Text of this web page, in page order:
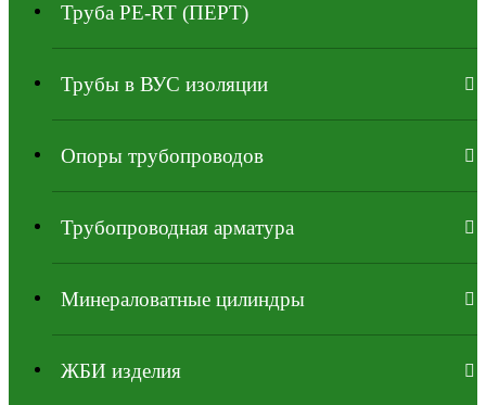
⁠Трубa PE-RT (ПЕРТ)
Трубы в ВУС изоляции
Опоры трубопроводов
Трубопроводная арматура
Минераловатные цилиндры
ЖБИ изделия